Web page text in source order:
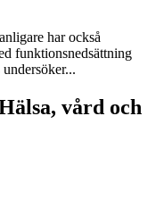
har också
funktionsnedsättning
vård och